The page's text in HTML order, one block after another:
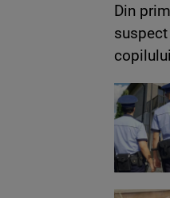
Din